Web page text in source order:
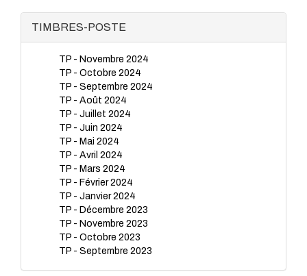
TIMBRES-POSTE
TP - Novembre 2024
TP - Octobre 2024
TP - Septembre 2024
TP - Août 2024
TP - Juillet 2024
TP - Juin 2024
TP - Mai 2024
TP - Avril 2024
TP - Mars 2024
TP - Février 2024
TP - Janvier 2024
TP - Décembre 2023
TP - Novembre 2023
TP - Octobre 2023
TP - Septembre 2023